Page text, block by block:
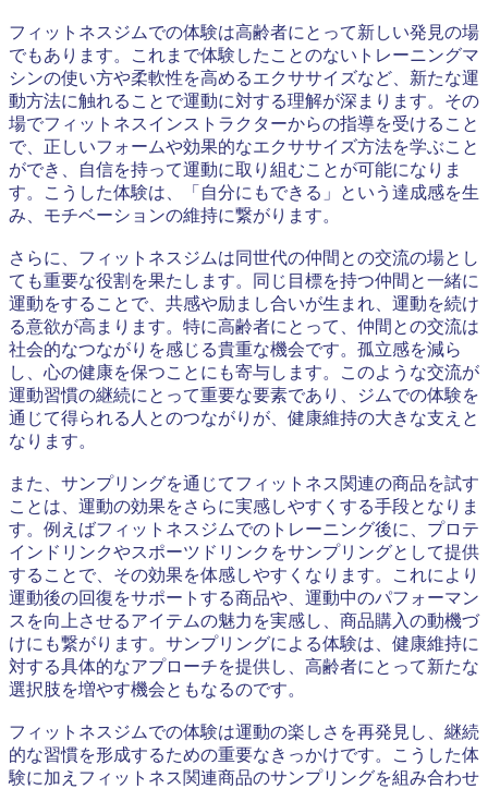
フィットネスジムでの体験は高齢者にとって新しい発見の場
でもあります。これまで体験したことのないトレーニングマ
シンの使い方や柔軟性を高めるエクササイズなど、新たな運
動方法に触れることで運動に対する理解が深まります。その
場でフィットネスインストラクターからの指導を受けること
で、正しいフォームや効果的なエクササイズ方法を学ぶこと
ができ、自信を持って運動に取り組むことが可能になりま
す。こうした体験は、「自分にもできる」という達成感を生
み、モチベーションの維持に繋がります。
さらに、フィットネスジムは同世代の仲間との交流の場とし
ても重要な役割を果たします。同じ目標を持つ仲間と一緒に
運動をすることで、共感や励まし合いが生まれ、運動を続け
る意欲が高まります。特に高齢者にとって、仲間との交流は
社会的なつながりを感じる貴重な機会です。孤立感を減ら
し、心の健康を保つことにも寄与します。このような交流が
運動習慣の継続にとって重要な要素であり、ジムでの体験を
通じて得られる人とのつながりが、健康維持の大きな支えと
なります。
また、サンプリングを通じてフィットネス関連の商品を試す
ことは、運動の効果をさらに実感しやすくする手段となりま
す。例えばフィットネスジムでのトレーニング後に、プロテ
インドリンクやスポーツドリンクをサンプリングとして提供
することで、その効果を体感しやすくなります。これにより
運動後の回復をサポートする商品や、運動中のパフォーマン
スを向上させるアイテムの魅力を実感し、商品購入の動機づ
けにも繋がります。サンプリングによる体験は、健康維持に
対する具体的なアプローチを提供し、高齢者にとって新たな
選択肢を増やす機会ともなるのです。
フィットネスジムでの体験は運動の楽しさを再発見し、継続
的な習慣を形成するための重要なきっかけです。こうした体
験に加えフィットネス関連商品のサンプリングを組み合わせ